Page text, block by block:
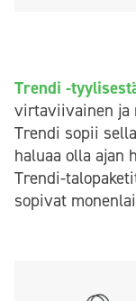
Trendi -
virtaviivainen ja
Trendi sopii
haluaa olla ajan
Trendi-
sopivat